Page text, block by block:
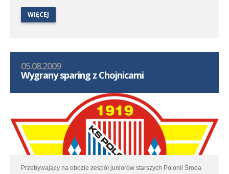
WIĘCEJ
05.08.2009
Wygrany sparing z Chojnicami
Przebywający na obozie zespół juniorów starszych Polonii Środa